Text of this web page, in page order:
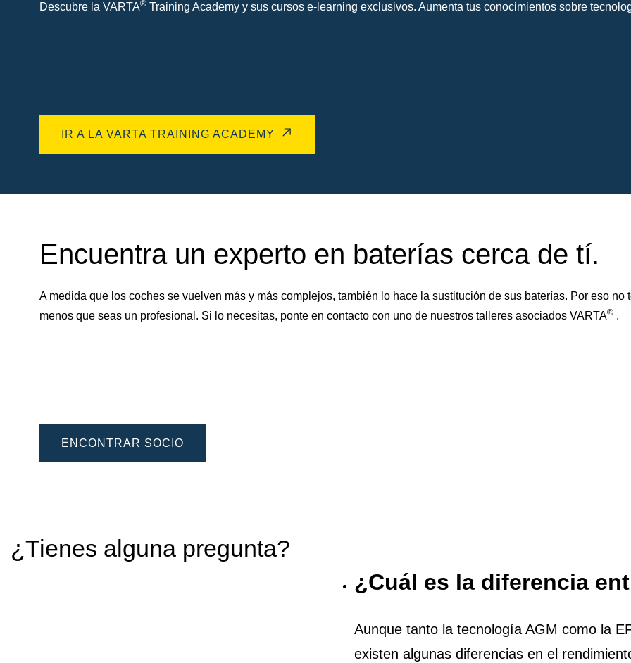
Descubre la VARTA® Training Academy y sus cursos e-learning exclusivos. Aumenta tus conocimientos sobre
IR A LA VARTA TRAINING ACADEMY
Encuentra un experto en baterías cerca de tí.
A medida que los coches se vuelven más y más complejos, también lo hace la sustitución de sus baterías. Por eso
menos que seas un profesional. Si lo necesitas, ponte en contacto con uno de nuestros talleres asociados VARTA® .
ENCONTRAR SOCIO
¿Tienes alguna pregunta?
¿Cuál es la diferencia
Aunque tanto la tecnología AGM como la
existen algunas diferencias en el